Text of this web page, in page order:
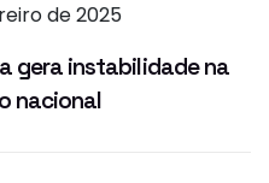
de 2025
gera instabilidade na
nacional